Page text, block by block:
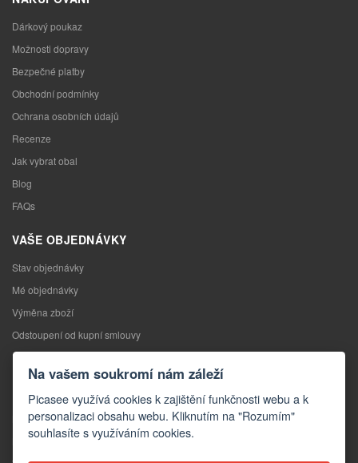
Dárkový poukaz
Možnosti dopravy
Bezpečné platby
Obchodní podmínky
Ochrana osobních údajů
Recenze
Jak vybrat obal
Blog
FAQs
VAŠE OBJEDNÁVKY
Stav objednávky
Mé objednávky
Výměna zboží
Odstoupení od kupní smlouvy
Reklamace
Kontakty
Kontaktní formulář
Na vašem soukromí nám záleží
Picasee využívá cookies k zajištění funkčnosti webu a k
personalizaci obsahu webu. Kliknutím na "Rozumím"
souhlasíte s využíváním cookies.